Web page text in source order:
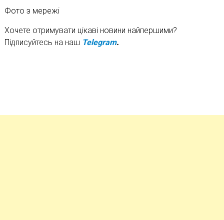
Фото з мережі
Хочете отримувати цікаві новини найпершими?
Підписуйтесь на наш Telegram.